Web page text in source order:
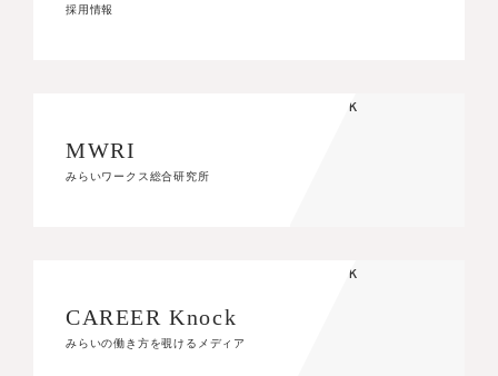
採用情報
採用情報
MWRI
みらいワークス総合研究所
MWRI
みらいワークス総合研究所
CAREER Knock
みらいの働き方を覗けるメディア
CAREER Knock
みらいの働き方を覗けるメディア